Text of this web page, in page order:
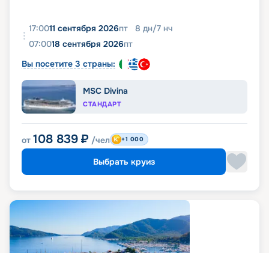
17:0011 сентября 2026пт 8 дн/7 нч
07:0018 сентября 2026пт
Вы посетите 3 страны:
MSC Divina
СТАНДАРТ
от 108 839 ₽ /чел +1 000
Выбрать круиз